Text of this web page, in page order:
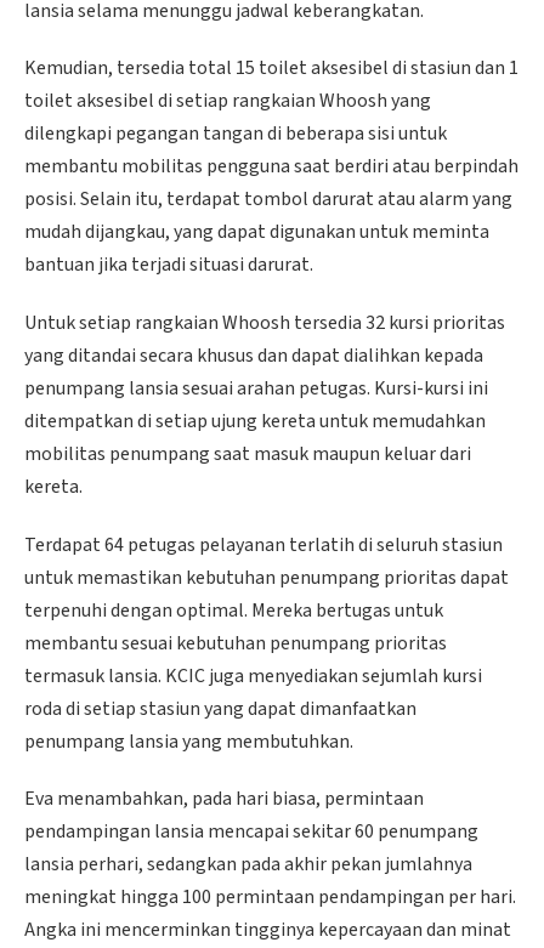
lansia selama menunggu jadwal keberangkatan.
Kemudian, tersedia total 15 toilet aksesibel di stasiun dan 1
toilet aksesibel di setiap rangkaian Whoosh yang
dilengkapi pegangan tangan di beberapa sisi untuk
membantu mobilitas pengguna saat berdiri atau berpindah
posisi. Selain itu, terdapat tombol darurat atau alarm yang
mudah dijangkau, yang dapat digunakan untuk meminta
bantuan jika terjadi situasi darurat.
Untuk setiap rangkaian Whoosh tersedia 32 kursi prioritas
yang ditandai secara khusus dan dapat dialihkan kepada
penumpang lansia sesuai arahan petugas. Kursi-kursi ini
ditempatkan di setiap ujung kereta untuk memudahkan
mobilitas penumpang saat masuk maupun keluar dari
kereta.
Terdapat 64 petugas pelayanan terlatih di seluruh stasiun
untuk memastikan kebutuhan penumpang prioritas dapat
terpenuhi dengan optimal. Mereka bertugas untuk
membantu sesuai kebutuhan penumpang prioritas
termasuk lansia. KCIC juga menyediakan sejumlah kursi
roda di setiap stasiun yang dapat dimanfaatkan
penumpang lansia yang membutuhkan.
Eva menambahkan, pada hari biasa, permintaan
pendampingan lansia mencapai sekitar 60 penumpang
lansia perhari, sedangkan pada akhir pekan jumlahnya
meningkat hingga 100 permintaan pendampingan per hari.
Angka ini mencerminkan tingginya kepercayaan dan minat